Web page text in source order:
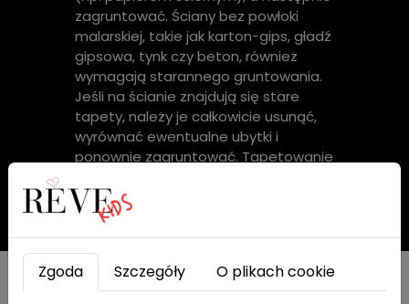
zagruntować. Ściany bez powłoki
malarskiej, takie jak karton-gips, gładź
gipsowa, tynk czy beton, również
wymagają starannego gruntowania.
Jeśli na ścianie znajdują się stare
tapety, należy je całkowicie usunąć,
wyrównać ewentualne ubytki i
ponownie zagruntować. Tapetowanie
etapem prac wykończeniowych.
Zgoda Szczegóły O plikach cookie